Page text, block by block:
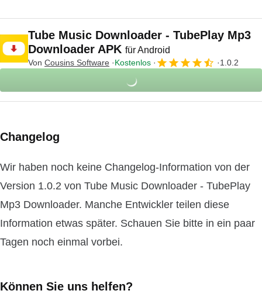
Tube Music Downloader - TubePlay Mp3
Downloader APK für Android
Von Cousins Software Kostenlos 1.0.2
Changelog
Wir haben noch keine Changelog-Information von der
Version 1.0.2 von Tube Music Downloader - TubePlay
Mp3 Downloader. Manche Entwickler teilen diese
Information etwas später. Schauen Sie bitte in ein paar
Tagen noch einmal vorbei.
Können Sie uns helfen?